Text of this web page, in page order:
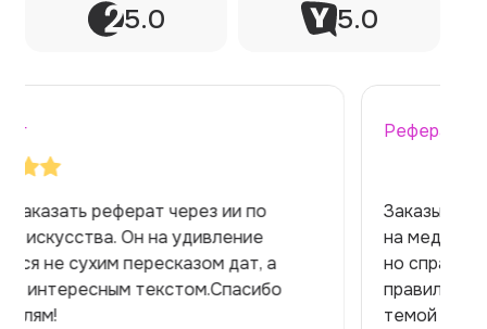
5.0 5.0
Заказывала реферат с помощью нейросети
на медицинскую тему. Ожидала худшего,
но справилась. Термины использовала
правильно. Для быстрого ознакомления с
темой — идеально.